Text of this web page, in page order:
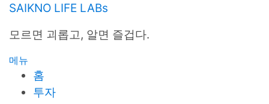
SAIKNO LIFE LABs
모르면 괴롭고, 알면 즐겁다.
메뉴
홈
투자